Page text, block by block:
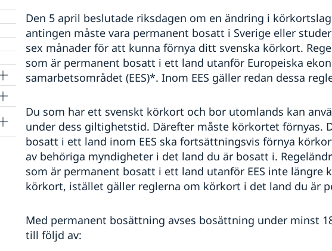
Den 5 april beslutade riksdagen om en ändring i
antingen måste vara permanent bosatt i Sverige eller
sex månader för att kunna förnya ditt svenska körkort.
som är permanent bosatt i ett land utanför Europeiska
samarbetsområdet (EES)*. Inom EES gäller redan dessa
Du som har ett svenskt körkort och bor utomlands kan
under dess giltighetstid. Därefter måste körkortet förnyas.
bosatt i ett land inom EES ska fortsättningsvis förnya
av behöriga myndigheter i det land du är bosatt i.
som är permanent bosatt i ett land utanför EES inte längre
körkort, istället gäller reglerna om körkort i det land du är
Med permanent bosättning avses bosättning under minst
till följd av: